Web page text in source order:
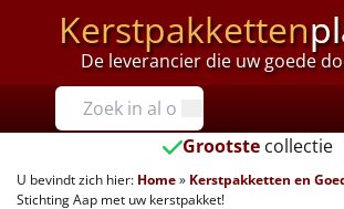
Kerstpakketten
De leverancier die uw goede
Prijzen
Tot €25
€25 tot €35
Grootste collectie
U bevindt zich hier: Home» Kerstpakketten en
Stichting Aap met uw kerstpakket!